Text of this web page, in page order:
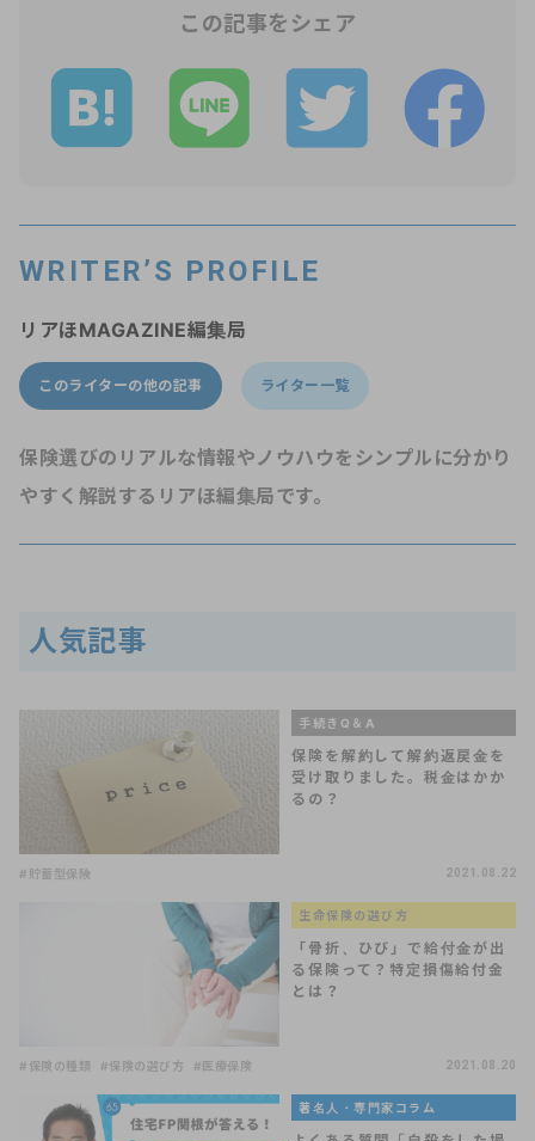
この記事をシェア
WRITER’S PROFILE
リアほMAGAZINE編集局
このライターの他の記事 ライター一覧
保険選びのリアルな情報やノウハウをシンプルに分かり
やすく解説するリアほ編集局です。
人気記事
手続きQ＆A
保険を解約して解約返戻金を
受け取りました。税金はかか
るの？
#貯蓄型保険 2021.08.22
生命保険の選び方
「骨折、ひび」で給付金が出
る保険って？特定損傷給付金
とは？
#保険の種類 #保険の選び方 #医療保険 2021.08.20
著名人・専門家コラム